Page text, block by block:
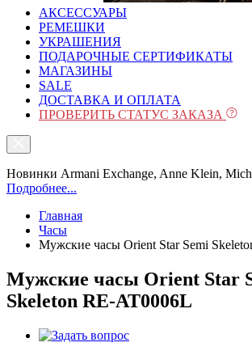
АКСЕССУАРЫ
РЕМЕШКИ
УКРАШЕНИЯ
ПОДАРОЧНЫЕ СЕРТИФИКАТЫ
МАГАЗИНЫ
SALE
ДОСТАВКА И ОПЛАТА
ПРОВЕРИТЬ СТАТУС ЗАКАЗА
Новинки Armani Exchange, Anne Klein,
Подробнее...
Главная
Часы
Мужские часы Orient Star Semi
Мужские часы Orient Star
Skeleton RE-AT0006L